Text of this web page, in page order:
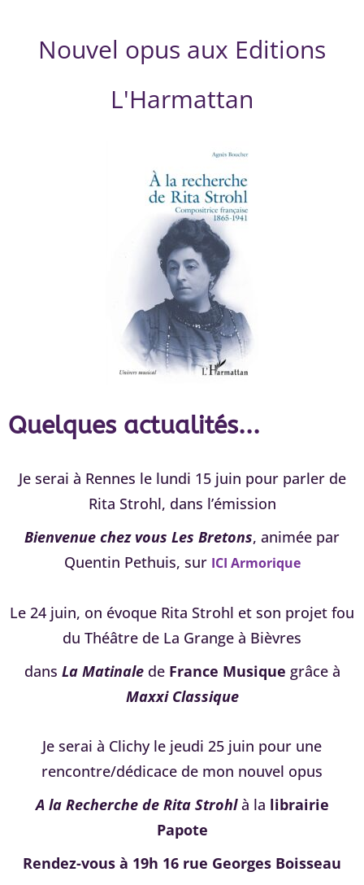
Nouvel opus aux Editions
L'Harmattan
Quelques actualités...
Je serai à Rennes le lundi 15 juin pour parler de
Rita Strohl, dans l’émission
Bienvenue chez vous Les Bretons, animée par
Quentin Pethuis, sur ICI Armorique
Le 24 juin, on évoque Rita Strohl et son projet fou
du Théâtre de La Grange à Bièvres
dans La Matinalede France Musique grâce à
Maxxi Classique
Je serai à Clichy le jeudi 25 juin pour une
rencontre/dédicace de mon nouvel opus
A la Recherche de Rita Strohlà la librairie
Papote
Rendez-vous à 19h 16 rue Georges Boisseau